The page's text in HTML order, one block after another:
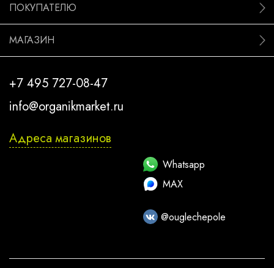
ПОКУПАТЕЛЮ
МАГАЗИН
+7 495 727-08-47
info@organikmarket.ru
Адреса магазинов
Whatsapp
MAX
@ouglechepole